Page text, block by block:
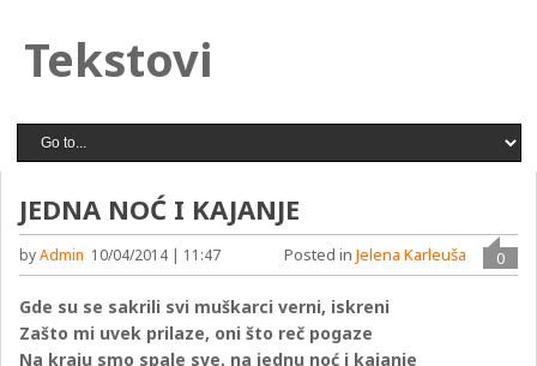
Tekstovi
JEDNA NOĆ I KAJANJE
byAdmin 10/04/2014 | 11:47 0
Posted in Jelena Karleuša
Gde su se sakrili svi muškarci verni, iskreni
Zašto mi uvek prilaze, oni što reč pogaze
Na kraju smo spale sve, na jednu noć i kajanje